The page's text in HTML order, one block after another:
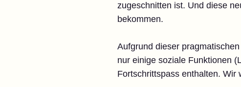
zugeschnitten ist. Und diese
bekommen.
Aufgrund dieser
nur einige soziale Funktionen
Fortschrittspass enthalten. Wir